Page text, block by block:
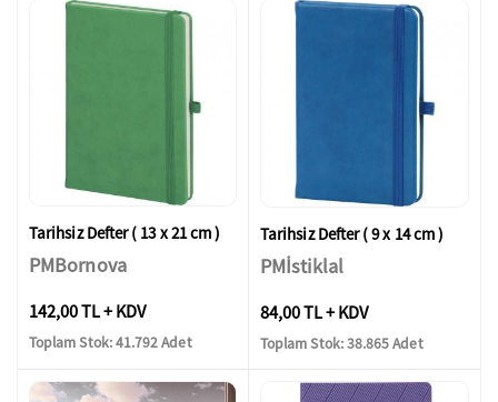
Tarihsiz Defter ( 13 x 21 cm )
PMBornova
142,00 TL + KDV
Toplam Stok: 41.792 Adet
Tarihsiz Defter ( 9 x 14 cm )
PMİstiklal
84,00 TL + KDV
Toplam Stok: 38.865 Adet